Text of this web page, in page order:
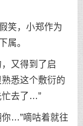
笑，小郑作为
属。
又得到了启
悉这个敷衍的
忙去了…”
…”嘀咕着就往